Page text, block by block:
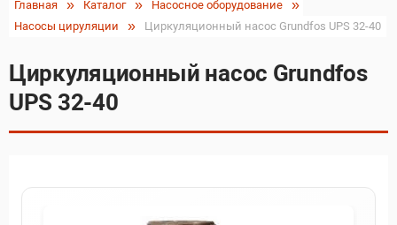
Главная Каталог
Насосное оборудование
Насосы цируляции
Циркуляционный насос Grundfos UPS 32-40
Циркуляционный насос Grundfos
UPS 32-40